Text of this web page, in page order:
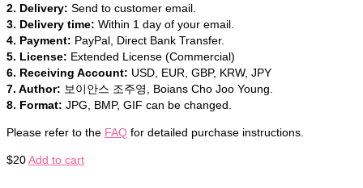
2. Delivery: Send to customer email.
3. Delivery time: Within 1 day of your email.
4. Payment: PayPal, Direct Bank Transfer.
5. License: Extended License (Commercial)
6. Receiving Account: USD, EUR, GBP, KRW, JPY
7. Author: 보이안스 조주영, Boians Cho Joo Young.
8. Format: JPG, BMP, GIF can be changed.
Please refer to the FAQ for detailed purchase instructions.
$20Add to cart